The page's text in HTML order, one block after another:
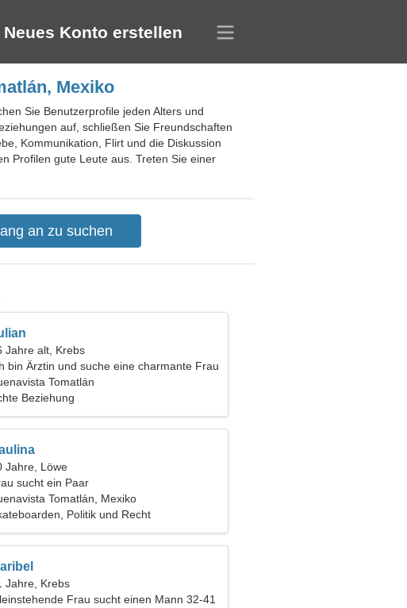
Neues Konto erstellen
Mexiko
Sie Benutzerprofile jeden Alters und
auf, schließen Sie Freundschaften
Kommunikation, Flirt und die Diskussion
Profilen gute Leute aus. Treten Sie einer
Jahre alt, Krebs
bin Ärztin und suche eine charmante Frau
Tomatlán
Beziehung
Jahre, Löwe
sucht ein Paar
Tomatlán, Mexiko
Politik und Recht
Jahre, Krebs
Frau sucht einen Mann 32-41